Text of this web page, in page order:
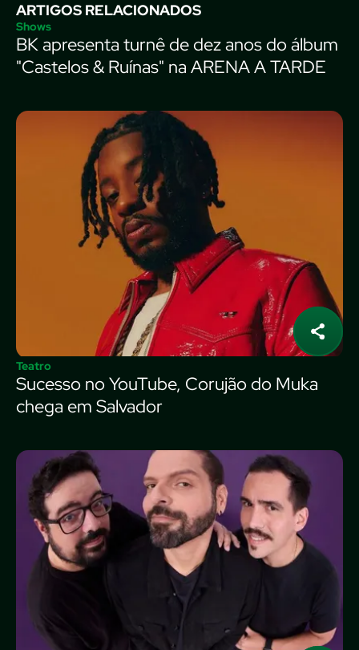
ARTIGOS RELACIONADOS
Shows
BK apresenta turnê de dez anos do álbum
"Castelos & Ruínas" na ARENA A TARDE
Teatro
Sucesso no YouTube, Corujão do Muka
chega em Salvador